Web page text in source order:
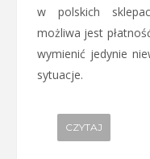
w polskich
możliwa jest
wymienić jedynie
sytuacje.
CZYTAJ